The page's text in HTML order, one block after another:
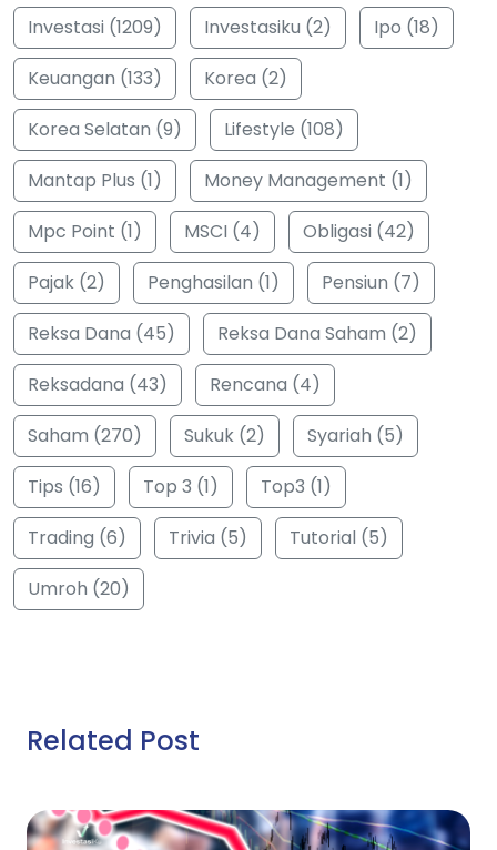
Investasi (1209)
Investasiku (2)
Ipo (18)
Keuangan (133)
Korea (2)
Korea Selatan (9)
Lifestyle (108)
Mantap Plus (1)
Money Management (1)
Mpc Point (1)
MSCI (4)
Obligasi (42)
Pajak (2)
Penghasilan (1)
Pensiun (7)
Reksa Dana (45)
Reksa Dana Saham (2)
Reksadana (43)
Rencana (4)
Saham (270)
Sukuk (2)
Syariah (5)
Tips (16)
Top 3 (1)
Top3 (1)
Trading (6)
Trivia (5)
Tutorial (5)
Umroh (20)
Related Post